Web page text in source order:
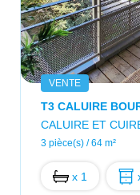
VENTE
CALUIRE ET
3 pièce(s) / 64 m²
x 1